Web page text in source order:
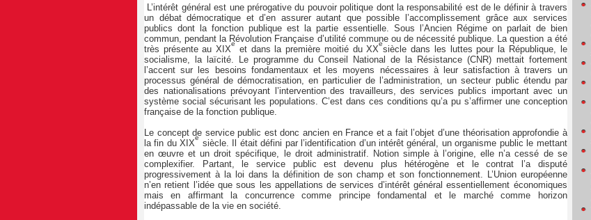
L’intérêt général est une prérogative du pouvoir politique dont la responsabilité est de le définir à travers
un débat démocratique et d’en assurer autant que possible l’accomplissement grâce aux services
publics dont la fonction publique est la partie essentielle. Sous l’Ancien Régime on parlait de bien
commun, pendant la Révolution Française d’utilité commune ou de nécessité publique. La question a été
très présente au XIX
e
et dans la première moitié du XX
e
siècle dans les luttes pour la République, le
socialisme, la laïcité. Le programme du Conseil National de la Résistance (CNR) mettait fortement
l’accent sur les besoins fondamentaux et les moyens nécessaires à leur satisfaction à travers un
processus général de démocratisation, en particulier de l’administration, un secteur public étendu par
des nationalisations prévoyant l’intervention des travailleurs, des services publics important avec un
système social sécurisant les populations. C’est dans ces conditions qu’a pu s’affirmer une conception
française de la fonction publique.
Le concept de service public est donc ancien en France et a fait l’objet d’une théorisation approfondie à
la fin du XIX
e
siècle. Il était défini par l’identification d’un intérêt général, un organisme public le mettant
en œuvre et un droit spécifique, le droit administratif. Notion simple à l’origine, elle n’a cessé de se
complexifier. Partant, le service public est devenu plus hétérogène et le contrat l’a disputé
progressivement à la loi dans la définition de son champ et son fonctionnement. L’Union européenne
n’en retient l’idée que sous les appellations de services d’intérêt général essentiellement économiques
mais en affirmant la concurrence comme principe fondamental et le marché comme horizon
indépassable de la vie en société.